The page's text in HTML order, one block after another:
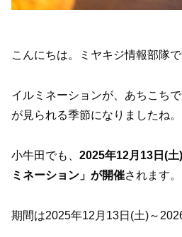
こんにちは。ミヤキジ情報部隊で
イルミネーションが、あちこち
が見られる季節になりましたね。
小牛田でも、 2025年12月13日(
ミネーション」が開催されます。
期間は2025年12月13日(土)～